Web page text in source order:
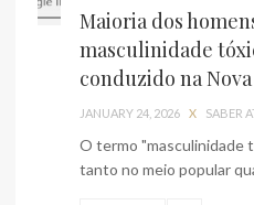
Maioria dos
masculinidade
conduzido na
JANUARY 24, 2026 X SABER
O termo "masculinidade
tanto no meio popular